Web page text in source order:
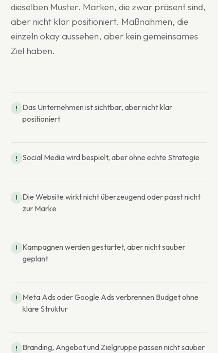
dieselben Muster. Marken, die zwar präsent sind,
aber nicht klar positioniert. Maßnahmen, die
einzeln okay aussehen, aber kein gemeinsames
Ziel haben.
!
Das Unternehmen ist sichtbar, aber nicht klar
positioniert
! Social Media wird bespielt, aber ohne echte Strategie
!
Die Website wirkt nicht überzeugend oder passt nicht
zur Marke
!
Kampagnen werden gestartet, aber nicht sauber
geplant
!
Meta Ads oder Google Ads verbrennen Budget ohne
klare Struktur
!
Branding, Angebot und Zielgruppe passen nicht sauber